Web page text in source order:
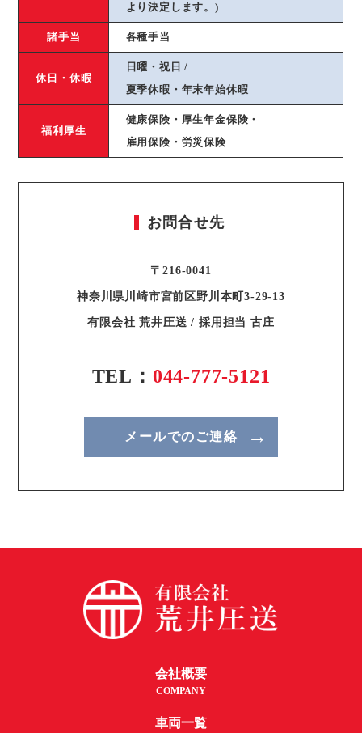
より決定します。)
諸手当 各種手当
休日・休暇
日曜・祝日 /
夏季休暇・年末年始休暇
福利厚生
健康保険・厚生年金保険・
雇用保険・労災保険
お問合せ先
〒216-0041
神奈川県川崎市宮前区野川本町3-29-13
有限会社 荒井圧送 / 採用担当 古庄
TEL： 044-777-5121
メールでのご連絡
会社概要
COMPANY
車両一覧